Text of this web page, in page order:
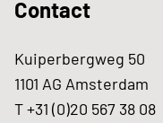
Contact
Kuiperbergweg 50
1101 AG Amsterdam
T +31 (0)20 567 38 08